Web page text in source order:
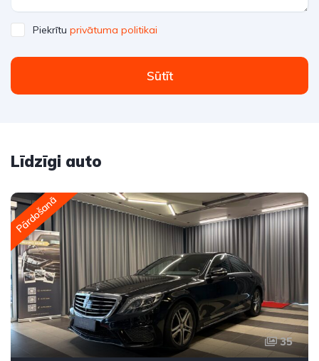
Piekrītu privātuma politikai
Sūtīt
Līdzīgi auto
Pārdošanā
35